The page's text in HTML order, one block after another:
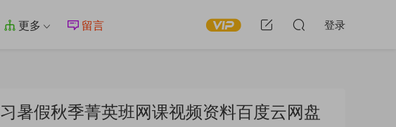
更多 留言 登录
暑假秋季菁英班网课视频资料百度云网盘